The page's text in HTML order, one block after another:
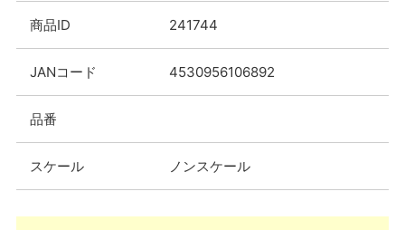
商品ID 241744
JANコード 4530956106892
品番
スケール ノンスケール